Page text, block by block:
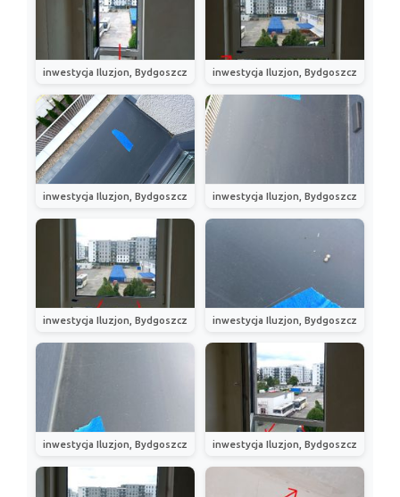
inwestycja Iluzjon, Bydgoszcz inwestycja Iluzjon, Bydgoszcz
inwestycja Iluzjon, Bydgoszcz inwestycja Iluzjon, Bydgoszcz
inwestycja Iluzjon, Bydgoszcz inwestycja Iluzjon, Bydgoszcz
inwestycja Iluzjon, Bydgoszcz inwestycja Iluzjon, Bydgoszcz